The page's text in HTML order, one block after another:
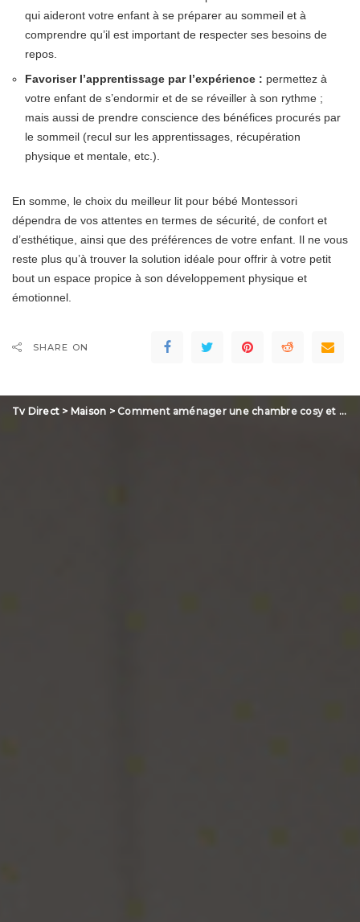
qui aideront votre enfant à se préparer au sommeil et à
comprendre qu’il est important de respecter ses besoins de
repos.
Favoriser l’apprentissage par l’expérience : permettez à
votre enfant de s’endormir et de se réveiller à son rythme ;
mais aussi de prendre conscience des bénéfices procurés par
le sommeil (recul sur les apprentissages, récupération
physique et mentale, etc.).
En somme, le choix du meilleur lit pour bébé Montessori
dépendra de vos attentes en termes de sécurité, de confort et
d’esthétique, ainsi que des préférences de votre enfant. Il ne vous
reste plus qu’à trouver la solution idéale pour offrir à votre petit
bout un espace propice à son développement physique et
émotionnel.
SHARE ON
Tv Direct > Maison >Comment aménager une chambre cosy et fonctionnelle